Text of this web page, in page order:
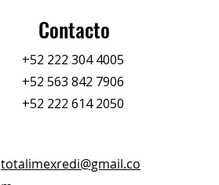
Contacto
+52 222 304 4005
+52 563 842 7906
+52 222 614 2050
totalimexredi@gmail.co